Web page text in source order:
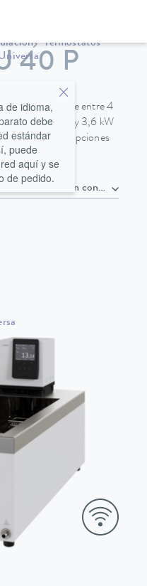
Termostatos
40 P
de baño de entre 4
de entre 2 kW y 3,6 kW
gama de opciones
50/60 Hz , Cable de alimentación con
de idioma,
debe
estándar
puede
aquí y se
de pedido.